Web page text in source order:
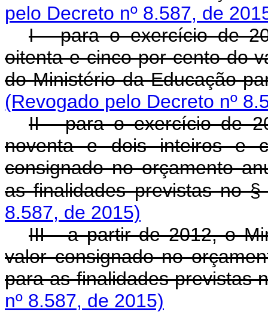
pelo Decreto nº 8.587, de
I - para o exercício de
oitenta e cinco por cento do
do Ministério da Educação
(Revogado pelo Decreto nº
II - para o exercício de
noventa e dois inteiros e
consignado no orçamento
as finalidades previstas no §
8.587, de 2015)
III - a partir de 2012, o
valor consignado no
para as finalidades previstas
nº 8.587, de 2015)